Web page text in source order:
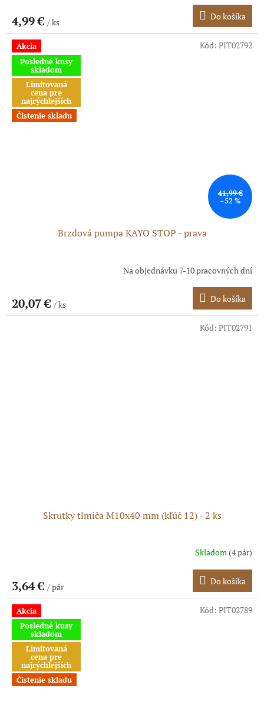
4,99 € / ks
Do košíka
Akcia
Posledné kusy
skladom
Limitovaná
cena pre
najrýchlejších
Čistenie skladu
41,99 €
–52 %
Brzdová pumpa KAYO STOP - prava
Na objednávku 7-10 pracovných dní
20,07 € / ks
Do košíka
Kód: PIT02792
Skrutky tlmiča M10x40 mm (kľúč 12) - 2 ks
Skladom(4 pár)
3,64 € / pár
Do košíka
Kód: PIT02791
Akcia
Posledné kusy
skladom
Limitovaná
cena pre
najrýchlejších
Čistenie skladu
Kód: PIT02789